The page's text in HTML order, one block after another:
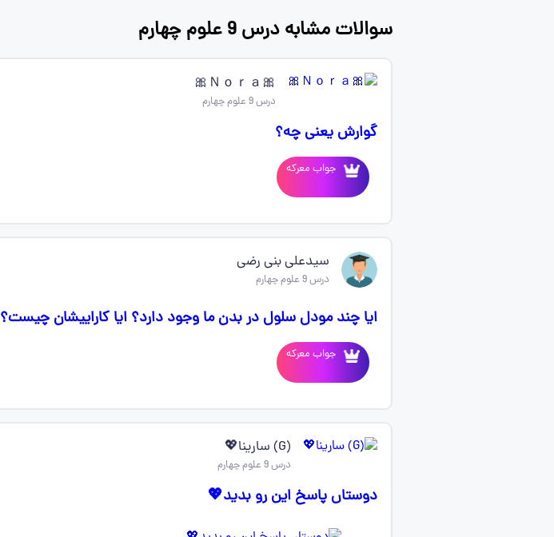
سوالات مشابه درس 9 علوم چهارم
🎀Ｎｏｒａ🎀
درس 9 علوم چهارم
گوارش یعنی چه؟
جواب معرکه
سیدعلی بنی رضی
درس 9 علوم چهارم
ایا چند مودل سلول در بدن ما وجود دارد؟ ایا کاراییشان چیست؟
جواب معرکه
(G) سارینا💖
درس 9 علوم چهارم
دوستاں پاسخ این رو بدید💖